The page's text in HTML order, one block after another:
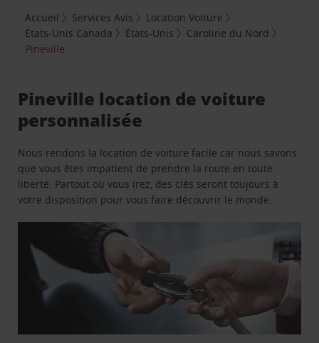
Accueil Services Avis
Location Voiture
États-Unis Canada
États-Unis
Caroline du Nord
Pineville
Pineville location de voiture
personnalisée
Nous rendons la location de voiture facile car nous savons
que vous êtes impatient de prendre la route en toute
liberté. Partout où vous irez, des clés seront toujours à
votre disposition pour vous faire découvrir le monde.